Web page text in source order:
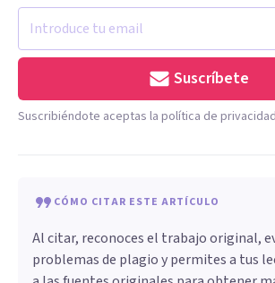
Suscríbete
Suscribiéndote aceptas la política de privacidad
CÓMO CITAR ESTE ARTÍCULO
Al citar, reconoces el trabajo original,
problemas de plagio y permites a tus